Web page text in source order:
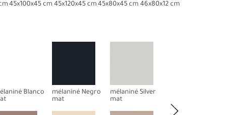
45x100x45 cm 45x120x45 cm 45x80x45 cm 46x80x12 cm
Blanco
mélaniné Negro
mat
mélaniné Silver
mat